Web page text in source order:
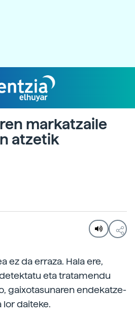
markatzaile
atzetik
ez da erraza. Hala ere,
eta tratamendu
gaixotasunaren endekatze-
lor daiteke.